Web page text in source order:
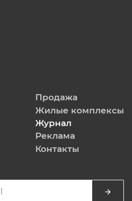
Продажа
Жилые комплексы
Журнал
Реклама
Контакты